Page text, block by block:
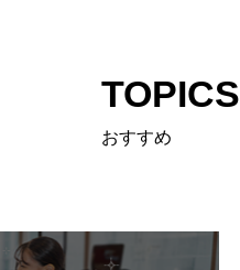
TOPICS
おすすめ